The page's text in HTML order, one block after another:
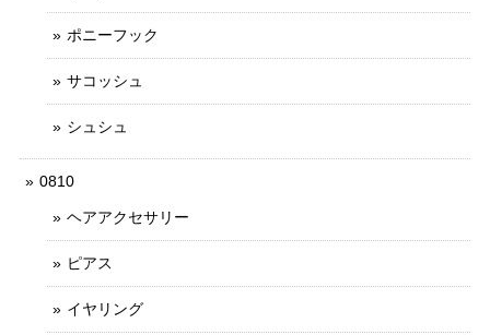
ポニーフック
サコッシュ
シュシュ
0810
ヘアアクセサリー
ピアス
イヤリング